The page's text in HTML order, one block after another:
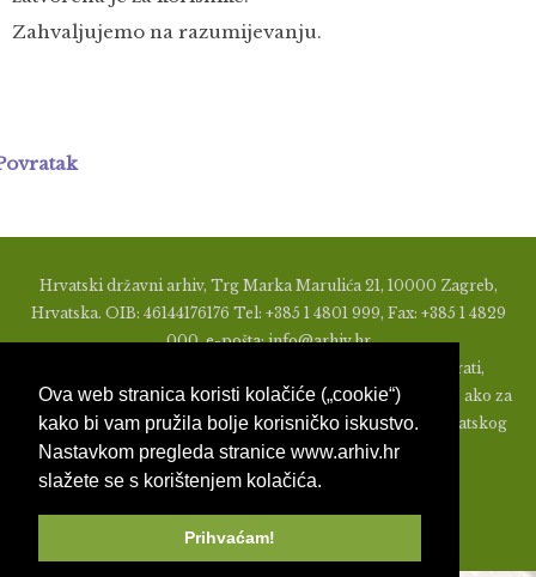
Ova web stranica koristi kolačiće („cookie“)
kako bi vam pružila bolje korisničko iskustvo.
Nastavkom pregleda stranice www.arhiv.hr
slažete se s korištenjem kolačića.
Prihvaćam!
Zahvaljujemo na razumijevanju.
Hrvatski državni arhiv, Trg Marka Marulića 21, 10000 Zagreb,
Hrvatska. OIB: 46144176176 Tel: +385 1 4801 999, Fax: +385 1 4829
000, e-pošta: info@arhiv.hr
Zabranjeno je u bilo kojem obliku objavljivati, distribuirati,
mijenjati ili na ikoji način koristiti materijale s ovih stranica, ako za
to nije prethodno izdato pismeno odobrenje od strane Hrvatskog
državnog arhiva.